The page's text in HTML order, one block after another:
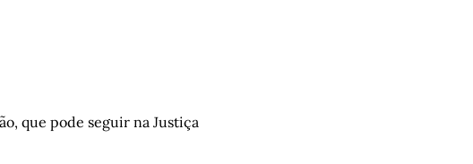
que pode seguir na Justiça